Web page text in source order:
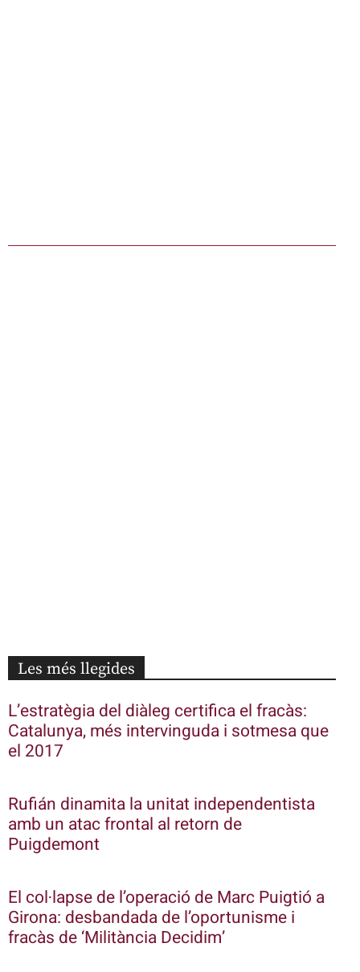
Les més llegides
L’estratègia del diàleg certifica el fracàs:
Catalunya, més intervinguda i sotmesa que
el 2017
Rufián dinamita la unitat independentista
amb un atac frontal al retorn de
Puigdemont
El col·lapse de l’operació de Marc Puigtió a
Girona: desbandada de l’oportunisme i
fracàs de ‘Militància Decidim’